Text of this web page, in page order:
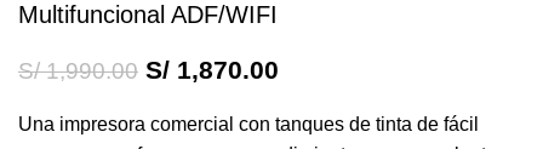
Multifuncional ADF/WIFI
S/1,990.00 S/ 1,870.00
Una impresora comercial con tanques de tinta de fácil